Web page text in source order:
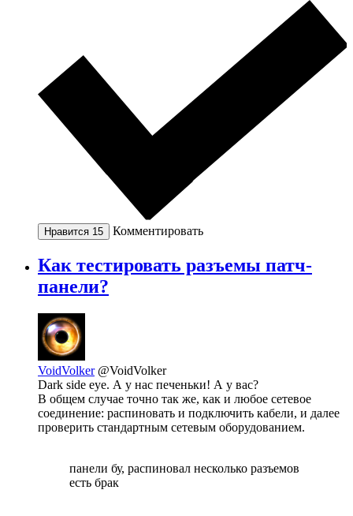
Нравится 15 Комментировать
Как тестировать разъемы патч-
панели?
VoidVolker @VoidVolker
Dark side eye. А у нас печеньки! А у вас?
В общем случае точно так же, как и любое сетевое
соединение: распиновать и подключить кабели, и далее
проверить стандартным сетевым оборудованием.
панели бу, распиновал несколько разъемов
есть брак